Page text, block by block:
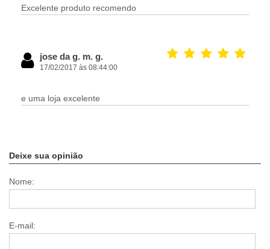
Excelente produto recomendo
jose da g. m. g.
17/02/2017 às 08:44:00
e uma loja excelente
Deixe sua opinião
Nome:
E-mail: